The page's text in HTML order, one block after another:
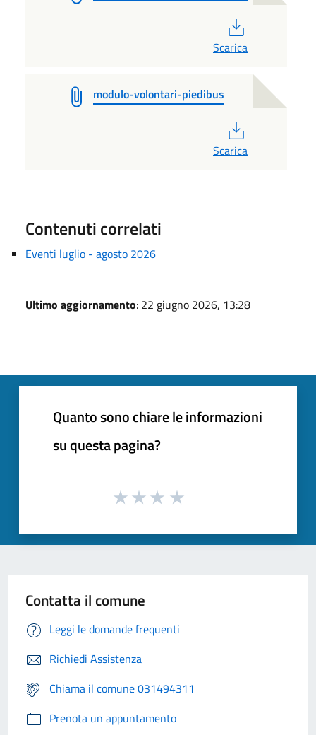
Scarica
modulo-volontari-piedibus
Scarica
Contenuti correlati
Eventi luglio - agosto 2026
Ultimo aggiornamento: 22 giugno 2026, 13:28
Quanto sono chiare le informazioni
su questa pagina?
Contatta il comune
Leggi le domande frequenti
Richiedi Assistenza
Chiama il comune 031494311
Prenota un appuntamento